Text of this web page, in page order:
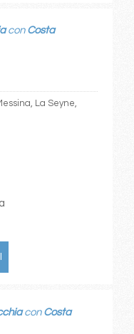
con Costa
La Seyne,
con Costa